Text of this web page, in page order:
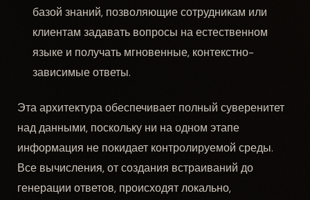
базой знаний, позволяющие сотрудникам или
клиентам задавать вопросы на естественном
языке и получать мгновенные, контекстно-
зависимые ответы.
Эта архитектура обеспечивает полный суверенитет
над данными, поскольку ни на одном этапе
информация не покидает контролируемой среды.
Все вычисления, от создания встраиваний до
генерации ответов, происходят локально,